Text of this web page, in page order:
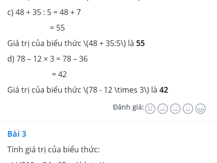
c) 48 + 35 : 5 = 48 + 7
= 55
Giá trị của biểu thức \(48 + 35:5\) là 55
d) 78 – 12 × 3 = 78 – 36
= 42
Giá trị của biểu thức \(78 - 12 \times 3\) là 42
Đánh giá:
Bài 3
Tính giá trị của biểu thức: